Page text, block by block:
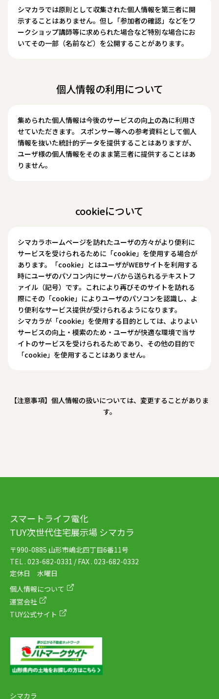
シマカラでは原則として収集された個人情報を第三者に開
示することはありません。但し「参加者の確認」などをワ
ークショップ講師等に求められた場合など特別な場合にお
いてその一部（名前など）を公開することがあります。
個人情報の利用について
集められた個人情報は今後のサービスの向上の為に利用さ
せていただきます。 スポンサー等への参考資料として個人
情報を抜いた統計的データを提供することはありますが、
ユーザ様の個人情報をそのまま第三者に提供することはあ
りません。
cookieについて
シマカラホームページを訪れたユーザの方々がより便利に
サービスを受けられるために「cookie」を使用する場合が
あります。「cookie」とはユーザがWEBサイトを利用する
時にユーザのパソコン内にサーバから送られるテキストフ
ァイル（記号）です。これにより再びそのサイトを訪れる
際にその「cookie」によりユーザのパソコンを認識し、よ
り便利なサービス提供が受けられるようになります。
シマカラが「cookie」を使用する目的としては、よりよい
サービスの向上・模索のため・ユーザが快適な環境で当サ
イトのサービスを受けられるためであり、その他の目的で
「cookie」を使用することはありません。
【注意事項】個人情報の扱いについては、変更することがありま
す。
スマートライフ電化
TUY次世代住宅展示場 シマカラ
〒990-0885 山形市嶋北四丁目6番11号
TEL . 023-682-0331 / FAX . 023-682-0332
定休日 水曜日
個人情報について
運営会社
TUY公式サイト
シマカラ